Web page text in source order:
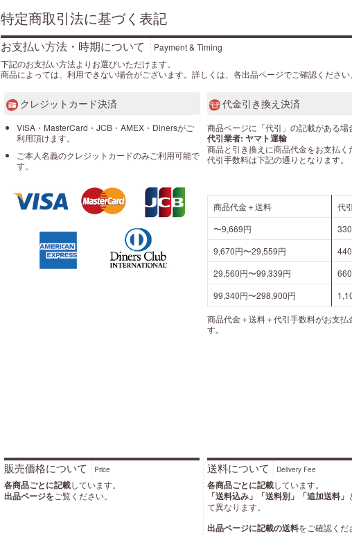
特定商取引法に基づく表記
お支払い方法・時期について
Payment & Timing
下記のお支払い方法よりお選びいただけます。
商品によっては、利用できない場合がございます。詳しくは、各出品ページでご確認ください
クレジットカード決済
VISA・MasterCard・JCB・AMEX・Dinersがご
利用頂けます。
ご本人名義のクレジットカードのみご利用可能で
す。
代金引き換え決済
商品ページに「代引」の記載がある場
代引業者: ヤマト運輸
商品と引き換えに商品代金をお支払く
代引手数料は下記の通りとなります。
商品代金＋送料
代
〜9,669円
9,670円〜29,559円
29,560円〜99,339円
99,340円〜298,900円
商品代金＋送料＋代引手数料がお支払
す。
販売価格について Price
各商品ごとに記載しています。
出品ページをご覧ください。
送料について Delivery Fee
各商品ごとに記載しています。
「送料込み」「送料別」「追加送料」
て異なります。
出品ページに記載の送料をご確認くだ